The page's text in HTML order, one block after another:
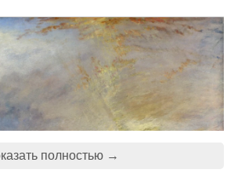
едят во время церемонии. За
нее не употребляют кислое,
полностью →